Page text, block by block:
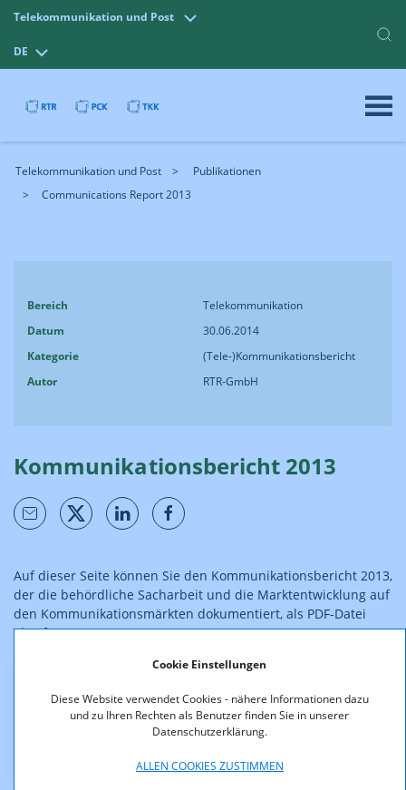
Cookie Einstellungen
Diese Website verwendet Cookies - nähere Informationen dazu
und zu Ihren Rechten als Benutzer finden Sie in unserer
Datenschutzerklärung.
ALLEN COOKIES ZUSTIMMEN
Telekommunikation und Post
DE
Telekommunikation und Post
Publikationen
Communications Report 2013
Bereich
Telekommunikation
Datum
30.06.2014
Kategorie
(Tele-)Kommunikationsbericht
Autor
RTR-GmbH
Kommunikationsbericht 2013
Auf dieser Seite können Sie den Kommunikationsbericht 2013,
der die behördliche Sacharbeit und die Marktentwicklung auf
den Kommunikationsmärkten dokumentiert, als PDF-Datei
abrufen:
Downloads
K-Bericht_2013.pdf (pdf, 1.984,9 KB)